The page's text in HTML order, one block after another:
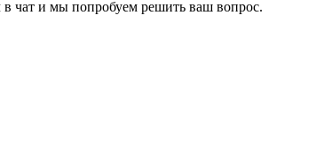
чат и мы попробуем решить ваш вопрос.